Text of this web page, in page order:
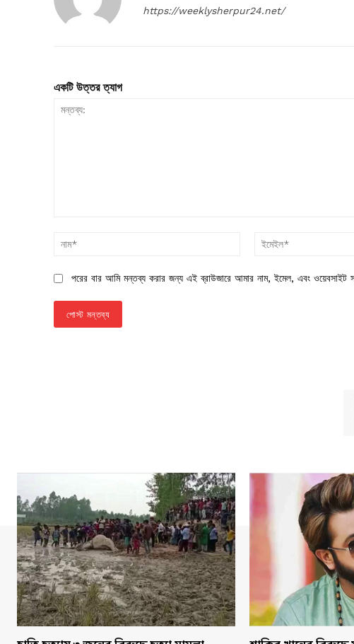
https://weeklysherpur24.net/
একটি উত্তর ত্যাগ
পরের বার আমি মন্তব্য করার জন্য এই ব্রাউজারে আমার নাম, ইমেল, এবং ওয়েবসাইট